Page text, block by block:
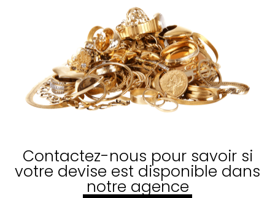
Contactez-nous pour savoir si
votre devise est disponible dans
notre agence